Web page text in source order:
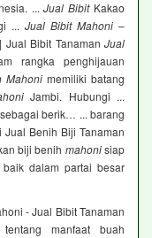
...Jual BibitKakao
... Jual Bibit Mahoni –
Jual Bibit Tanaman Jual
rangka penghijauan
Mahonimemiliki batang
Jambi. Hubungi ...
berik… ... barang
Benih Biji Tanaman
biji benih mahonisiap
dalam partai besar
- Jual Bibit Tanaman
manfaat buah